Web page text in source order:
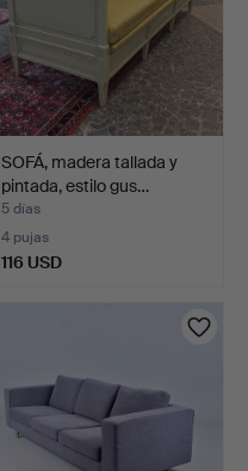
SOFÁ, madera tallada y
pintada, estilo gus…
5 días
4 pujas
116 USD